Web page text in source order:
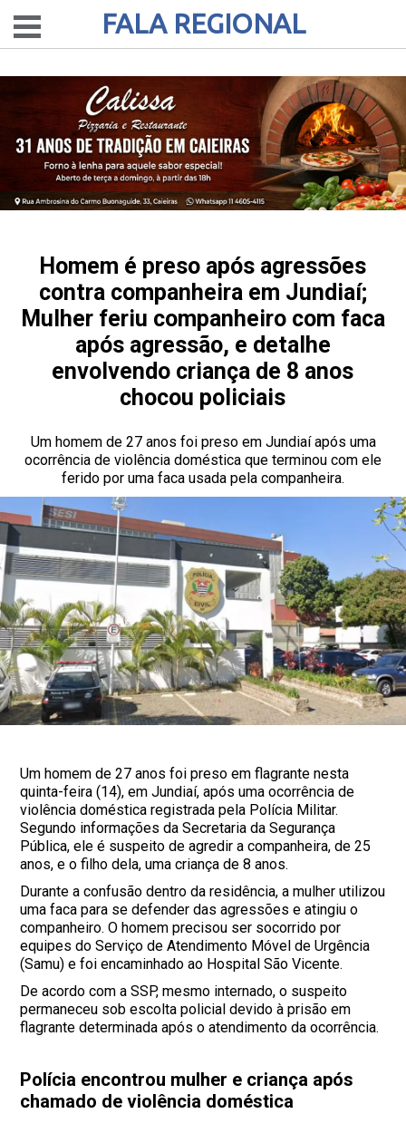
FALA REGIONAL
Homem é preso após agressões
contra companheira em Jundiaí;
Mulher feriu companheiro com faca
após agressão, e detalhe
envolvendo criança de 8 anos
chocou policiais
Um homem de 27 anos foi preso em Jundiaí após uma
ocorrência de violência doméstica que terminou com ele
ferido por uma faca usada pela companheira.
Um homem de 27 anos foi preso em flagrante nesta
quinta-feira (14), em Jundiaí, após uma ocorrência de
violência doméstica registrada pela Polícia Militar.
Segundo informações da Secretaria da Segurança
Pública, ele é suspeito de agredir a companheira, de 25
anos, e o filho dela, uma criança de 8 anos.
Durante a confusão dentro da residência, a mulher utilizou
uma faca para se defender das agressões e atingiu o
companheiro. O homem precisou ser socorrido por
equipes do Serviço de Atendimento Móvel de Urgência
(Samu) e foi encaminhado ao Hospital São Vicente.
De acordo com a SSP, mesmo internado, o suspeito
permaneceu sob escolta policial devido à prisão em
flagrante determinada após o atendimento da ocorrência.
Polícia encontrou mulher e criança após
chamado de violência doméstica